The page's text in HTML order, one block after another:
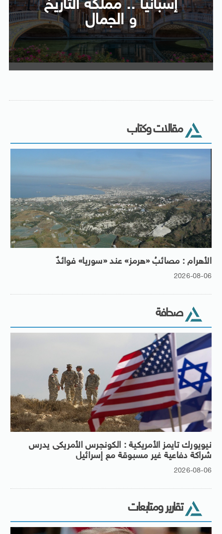
إسبانيا .. مملكة التاريخ
و الجمال
مقالات وكتاب
الأهرام : مصائبُ «هرمز» عند «سوريا» فوائدٌ
2026-08-06
صحافة
نيويورك تايمز الأمريكية : الكونجرس الأمريكى يدرس
شراكة دفاعية غير مسبوقة مع إسرائيل
2026-08-06
تقارير ومتابعات